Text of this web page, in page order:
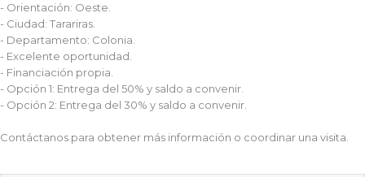
- Orientación: Oeste.
- Ciudad: Tarariras.
- Departamento: Colonia.
- Excelente oportunidad.
- Financiación propia.
- Opción 1: Entrega del 50% y saldo a convenir.
- Opción 2: Entrega del 30% y saldo a convenir.
Contáctanos para obtener más información o coordinar una visita.